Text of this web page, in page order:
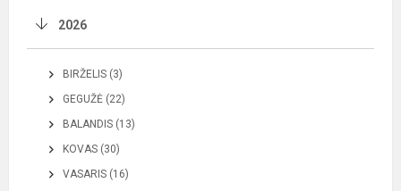
2026
BIRŽELIS (3)
GEGUŽĖ (22)
BALANDIS (13)
KOVAS (30)
VASARIS (16)